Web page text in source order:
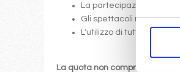
La partecipazione a
Gli spettacoli musicali o
L'utilizzo di tutte le
La quota non comprende